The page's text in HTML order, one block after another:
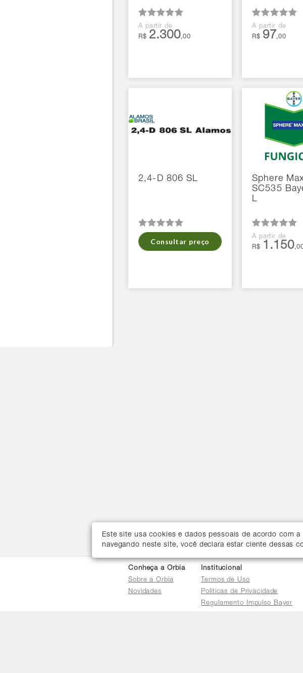
Este site usa cookies e dados pessoais de acordo com a
navegando neste site, você declara estar ciente dessas
A partir de
R$ 2.300,00
A partir de
R$ 97 ,00
2,4-D 806 SL
Consultar preço
Sphere
SC535
L
A partir de
R$ 1.150
Conheça a Orbia
Sobre a Orbia
Novidades
Institucional
Termos de Uso
Políticas de Privacidade
Regulamento Impulso Bayer